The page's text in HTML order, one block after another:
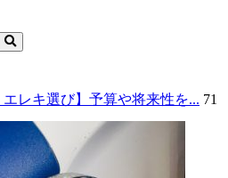
検
索
エレキ選び】予算や将来性を... 71